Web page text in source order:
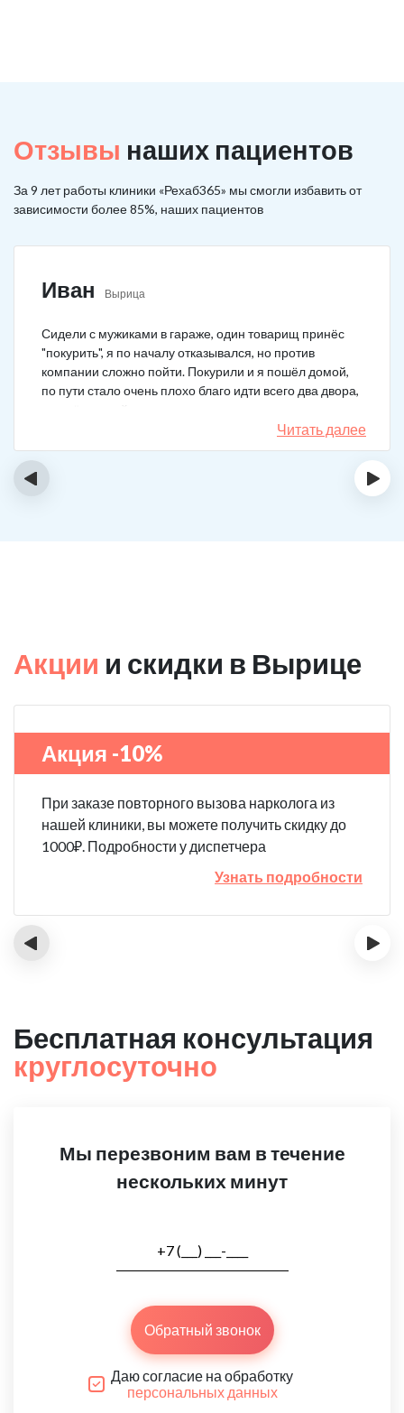
Отзывы наших пациентов
За 9 лет работы клиники «Рехаб365» мы смогли избавить от
зависимости более 85%, наших пациентов
Иван Вырица
Сидели с мужиками в гараже, один товарищ принёс
"покурить", я по началу отказывался, но против
компании сложно пойти. Покурили и я пошёл домой,
по пути стало очень плохо благо идти всего два двора,
чувствовал что точно, что-то не так. Спасибо большое,
что быстро приехали, поставили капельницу и уже
меня начало отпускать. После оказалось, что товарищ
Читать далее
‹ ›
Акции и скидки в Вырице
Акция -10%
При заказе повторного вызова нарколога из
нашей клиники, вы можете получить скидку до
1000₽. Подробности у диспетчера
Узнать подробности
‹ ›
Бесплатная консультация
круглосуточно
Мы перезвоним вам в течение
нескольких минут
Обратный звонок
Даю согласие на обработку
персональных данных